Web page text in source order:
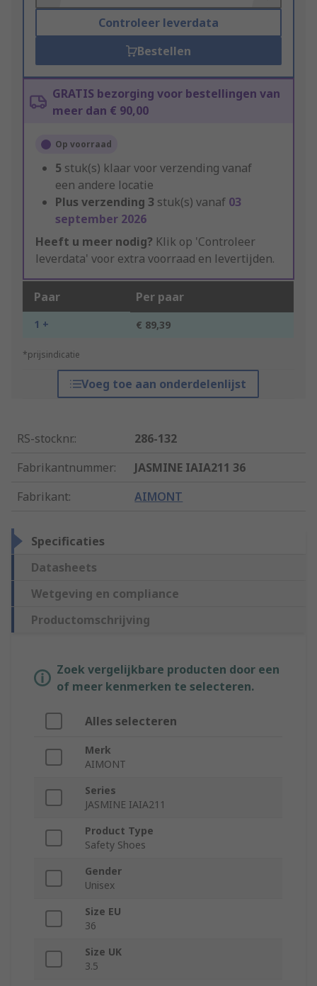
Controleer leverdata
Bestellen
GRATIS bezorging voor bestellingen van
meer dan € 90,00
Op voorraad
5 stuk(s) klaar voor verzending vanaf
een andere locatie
Plus verzending 3 stuk(s) vanaf 03
september 2026
Heeft u meer nodig? Klik op 'Controleer
leverdata' voor extra voorraad en levertijden.
Paar Per paar
1 + € 89,39
*prijsindicatie
Voeg toe aan onderdelenlijst
RS-stocknr.:
286-132
Fabrikantnummer:
JASMINE IAIA211 36
Fabrikant: AIMONT
Specificaties
Datasheets
Wetgeving en compliance
Productomschrijving
Zoek vergelijkbare producten door een
of meer kenmerken te selecteren.
Alles selecteren
Merk
AIMONT
Series
JASMINE IAIA211
Product Type
Safety Shoes
Gender
Unisex
Size EU
36
Size UK
3.5